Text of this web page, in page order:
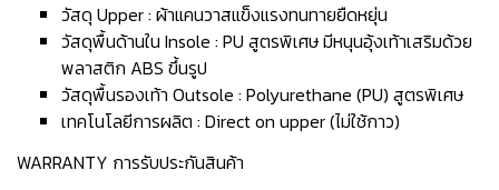
วัสดุ Upper : ผ้าแคนวาสแข็งแรงทนทายยืดหยุ่น
วัสดุพื้นด้านใน Insole : PU สูตรพิเศษ มีหนุนอุ้งเท้าเสริมด้วย
พลาสติก ABS ขึ้นรูป
วัสดุพื้นรองเท้า Outsole : Polyurethane (PU) สูตรพิเศษ
เทคโนโลยีการผลิต : Direct on upper (ไม่ใช้กาว)
WARRANTY การรับประกันสินค้า